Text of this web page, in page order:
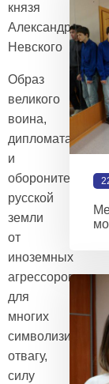
князя
Александра
Невского
Образ
великого
воина,
дипломата
и
оборонителя
русской
земли
от
иноземных
агрессоров
для
многих
символизирует
отвагу,
силу